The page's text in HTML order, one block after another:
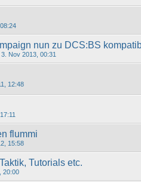
nun zu DCS:BS
3. Nov 2013, 00:31
12:48
flummi
15:58
Tutorials etc.
20:00